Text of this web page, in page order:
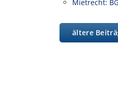
Mietrecht:
ältere